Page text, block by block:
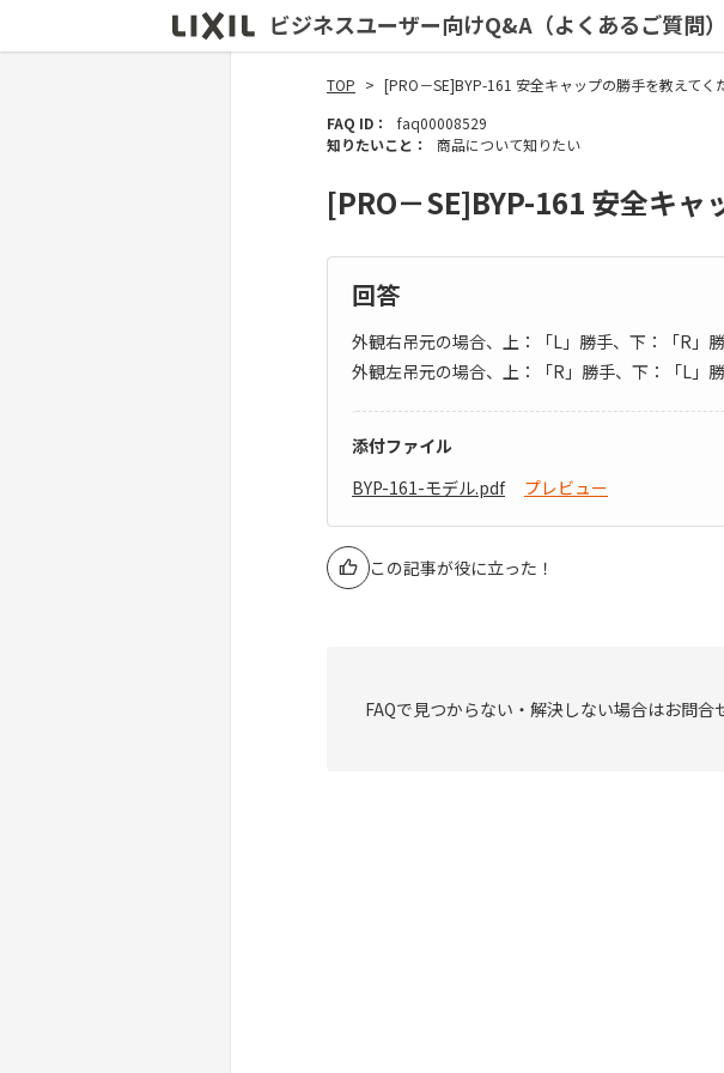
ビジネスユーザー向けQ&A （よくあるご質問）
TOP
[PRO－SE]BYP-161 安全キャップの勝手を教えてく
FAQ ID：
faq00008529
知りたいこと：
商品について知りたい
[PRO－SE]BYP-161 安全キ
回答
外観右吊元の場合、上：「L」勝手、下：「R」
外観左吊元の場合、上：「R」勝手、下：「L」
添付ファイル
BYP-161-モデル.pdf
プレビュー
この記事が役に立った！
FAQで見つからない・解決しない場合はお問合